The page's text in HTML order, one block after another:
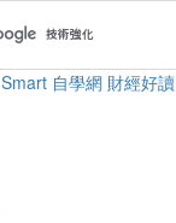
Smart 自學網 財經好讀